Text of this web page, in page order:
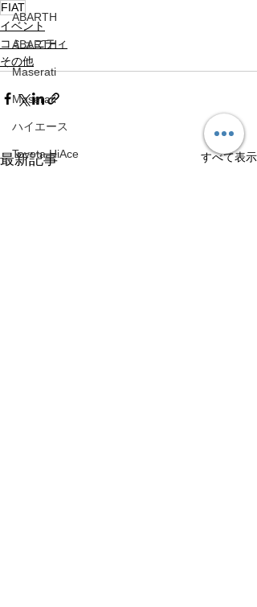
ABARTH
ABARTH
Maserati
Maserati
ハイエース
Toyota HiAce
FIAT
イベント
コミュニティ
その他
最新記事 すべて表示